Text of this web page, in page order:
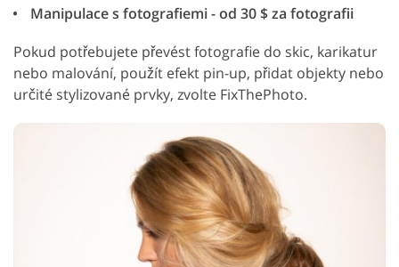
Manipulace s fotografiemi - od 30 $ za fotografii
Pokud potřebujete převést fotografie do skic, karikatur
nebo malování, použít efekt pin-up, přidat objekty nebo
určité stylizované prvky, zvolte FixThePhoto.